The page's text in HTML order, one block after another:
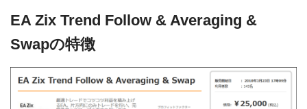
EA Zix Trend Follow & Averaging &
Swapの特徴